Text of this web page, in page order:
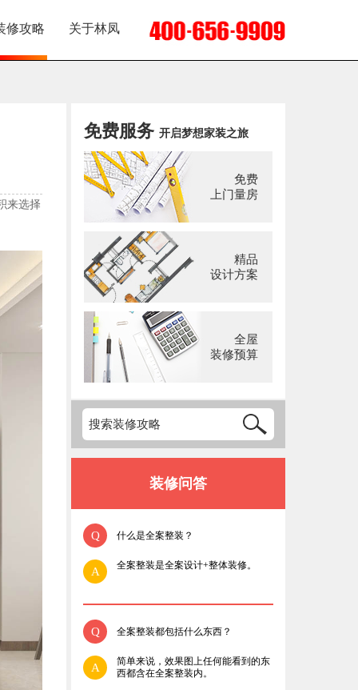
修攻略 关于林凤
来选择
免费服务 开启梦想家装之旅
免费
上门量房
精品
设计方案
全屋
装修预算
装修问答
Q 什么是全案整装？
A 全案整装是全案设计+整体装修。
Q 全案整装都包括什么东西？
A
简单来说，效果图上任何能看到的东
西都含在全案整装内。